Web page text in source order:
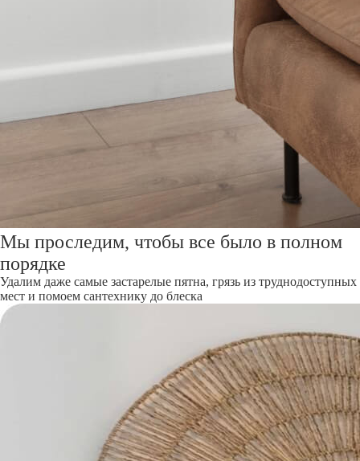
Мы проследим, чтобы все было в полном
порядке
Удалим даже самые застарелые пятна, грязь из труднодоступных
мест и помоем сантехнику до блеска